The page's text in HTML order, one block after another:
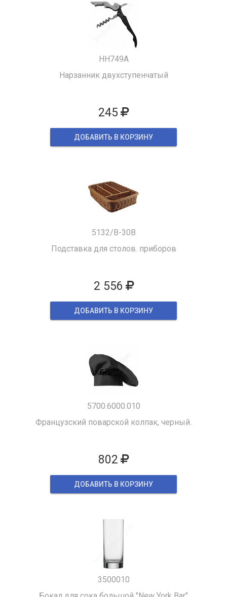
HH749A
Нарзанник двухступенчатый
245
ДОБАВИТЬ В КОРЗИНУ
5132/B-30B
Подставка для столов. приборов
2 556
ДОБАВИТЬ В КОРЗИНУ
5700.6000.010
Французский поварской колпак, черный.
802
ДОБАВИТЬ В КОРЗИНУ
3500010